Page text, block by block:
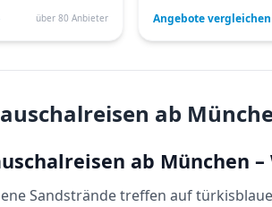
über 80 Anbieter Angebote
ab
ab München
Sandstrände treffen auf